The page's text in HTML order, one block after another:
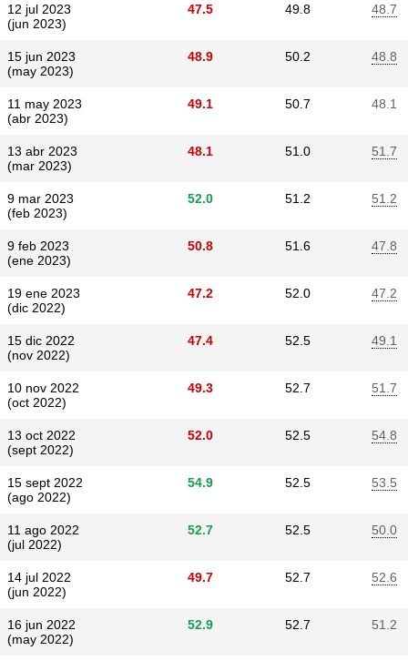
12 jul 2023
(jun 2023)
47.5 49.8 48.7
15 jun 2023
(may 2023)
48.9 50.2 48.8
11 may 2023
(abr 2023)
49.1 50.7 48.1
13 abr 2023
(mar 2023)
48.1 51.0 51.7
9 mar 2023
(feb 2023)
52.0 51.2 51.2
9 feb 2023
(ene 2023)
50.8 51.6 47.8
19 ene 2023
(dic 2022)
47.2 52.0 47.2
15 dic 2022
(nov 2022)
47.4 52.5 49.1
10 nov 2022
(oct 2022)
49.3 52.7 51.7
13 oct 2022
(sept 2022)
52.0 52.5 54.8
15 sept 2022
(ago 2022)
54.9 52.5 53.5
11 ago 2022
(jul 2022)
52.7 52.5 50.0
14 jul 2022
(jun 2022)
49.7 52.7 52.6
16 jun 2022
(may 2022)
52.9 52.7 51.2